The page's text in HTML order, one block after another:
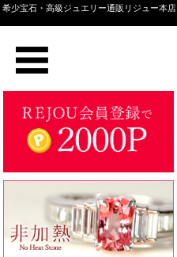
希少宝石・高級ジュエリー通販リジュー本店